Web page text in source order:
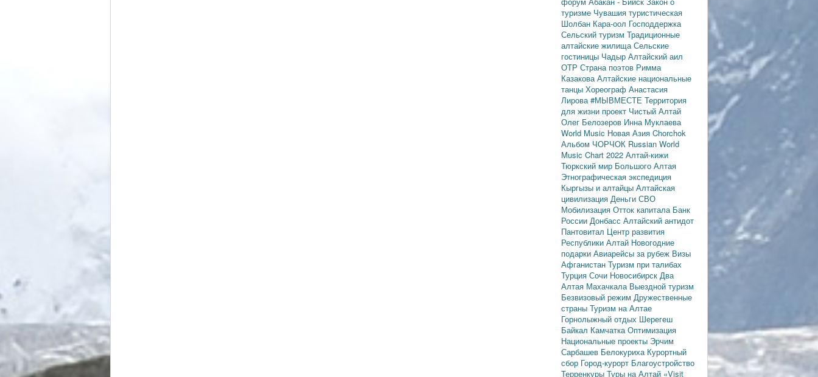
туризме Чувашия туристическая
Шолбан Кара-оол Господдержка
Сельский туризм Традиционные
алтайские жилищаСельские
гостиницы Чадыр Алтайский аил
ОТР Страна поэтов Римма
КазаковаАлтайские национальные
танцы Хореограф Анастасия
Лирова#МЫВМЕСТЕ Территория
для жизни проект Чистый Алтай
Олег Белозеров Инна Муклаева
World Music Новая Азия Chorchok
Альбом ЧОРЧОК Russian World
Music Chart 2022 Алтай-кижи
Тюркский мир Большого Алтая
Этнографическая экспедиция
Кыргызы и алтайцы Алтайская
цивилизация Деньги СВО
Мобилизация Отток капитала Банк
России Донбасс Алтайский антидот
Пантовитал Центр развития
Республики Алтай Новогодние
подарки Авиарейсы за рубеж Визы
Афганистан Туризм при талибах
Турция Сочи Новосибирск Два
Алтая Махачкала Выездной туризм
Безвизовый режим Дружественные
страны Туризм на Алтае
Горнолыжный отдых Шерегеш
Байкал КамчаткаОптимизация
Национальные проекты Эрчим
Сарбашев Белокуриха Курортный
сбор Город-курорт Благоустройство
Терренкуры Туры на Алтай «Visit